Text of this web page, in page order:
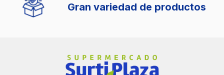
Gran variedad de productos